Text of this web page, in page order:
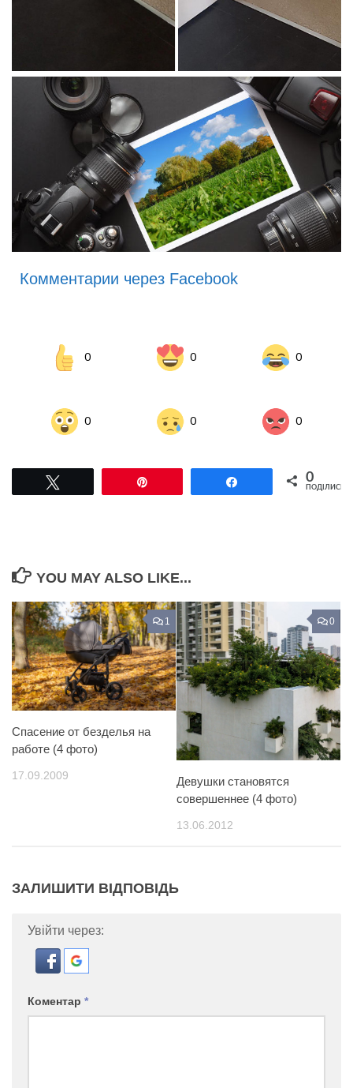
Комментарии через Facebook
0 0 0
0 0 0
Поділитися0
ПОДІЛИСЬ
YOU MAY ALSO LIKE...
1
Спасение от безделья на
работе (4 фото)
17.09.2009
0
Девушки становятся
совершеннее (4 фото)
13.06.2012
ЗАЛИШИТИ ВІДПОВІДЬ
Увійти через:
Коментар *